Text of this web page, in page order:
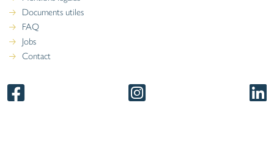
Critères de segmentation
Politique de confidentialité
Mentions légales
Documents utiles